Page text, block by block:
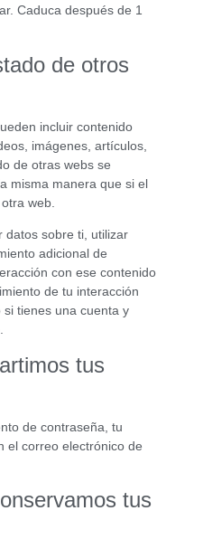
Caduca después de 1
de otros
incluir contenido
imágenes, artículos,
de otras webs se
misma manera que si el
web.
datos sobre ti, utilizar
adicional de
con ese contenido
de tu interacción
tienes una cuenta y
tus
de contraseña, tu
el correo electrónico de
tus